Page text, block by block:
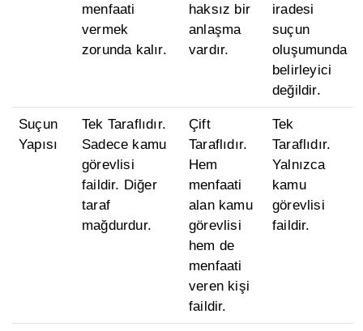
menfaati
vermek
zorunda kalır.
haksız bir
anlaşma
vardır.
iradesi
suçun
oluşumunda
belirleyici
değildir.
Suçun
Yapısı
Tek Taraflıdır.
Sadece kamu
görevlisi
faildir. Diğer
taraf
mağdurdur.
Çift
Taraflıdır.
Hem
menfaati
alan kamu
görevlisi
hem de
menfaati
veren kişi
faildir.
Tek
Taraflıdır.
Yalnızca
kamu
görevlisi
faildir.